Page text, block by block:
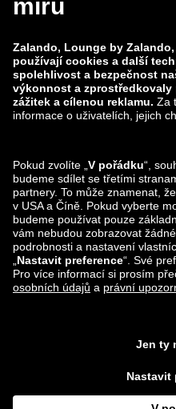
zalando-lounge.lt
zalando-lounge.ro
zalando-lounge.lu
zalando-lounge.lv
Sledujte nás také
na
doporučenou